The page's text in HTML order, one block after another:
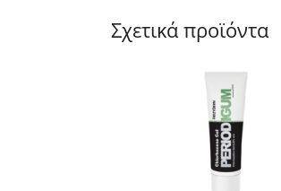
Σχετικά προϊόντα